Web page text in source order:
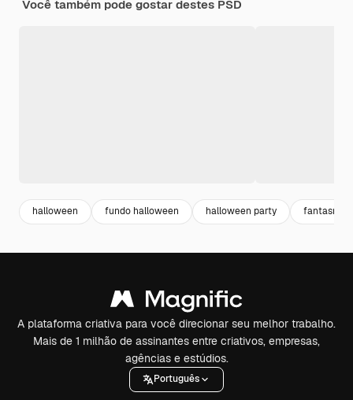
Você também pode gostar destes PSD
halloween fundo halloween halloween party fantasma
A plataforma criativa para você direcionar seu melhor trabalho.
Mais de 1 milhão de assinantes entre criativos, empresas,
agências e estúdios.
Português